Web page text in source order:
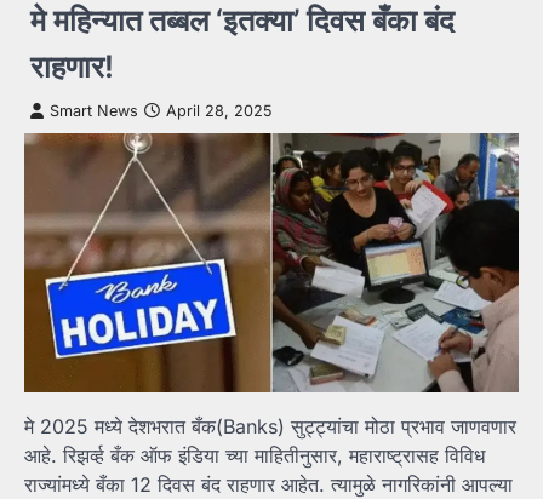
मे महिन्यात तब्बल ‘इतक्या’ दिवस बँका बंद
राहणार!
Smart News April 28, 2025
मे 2025 मध्ये देशभरात बँक(Banks) सुट्ट्यांचा मोठा प्रभाव जाणवणार
आहे. रिझर्व्ह बँक ऑफ इंडिया च्या माहितीनुसार, महाराष्ट्रासह विविध
राज्यांमध्ये बँका 12 दिवस बंद राहणार आहेत. त्यामुळे नागरिकांनी आपल्या